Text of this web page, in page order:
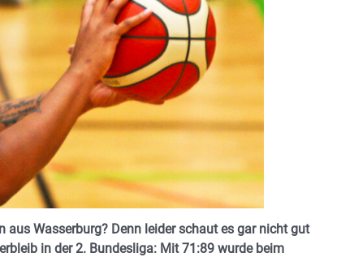
Wasserburg? Denn leider schaut es gar nicht gut
in der 2. Bundesliga: Mit 71:89 wurde beim